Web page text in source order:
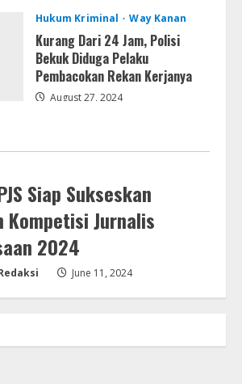
Resettools
Display Changer X Portable +
Crack [Final] (x64) Final FileCR
August 9, 2026
Plus Debloated Tоrrеnt
Hukum Kriminal
Way Kanan
Kurang Dari 24 Jam, Polisi
Bekuk Diduga Pelaku
Pembacokan Rekan Kerjanya
August 27, 2024
Siap Sukseskan
Kompetisi Jurnalis
2024
June 11, 2024